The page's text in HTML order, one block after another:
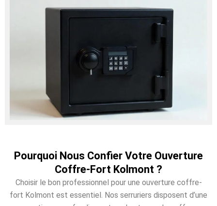
Pourquoi Nous Confier Votre Ouverture
Coffre-Fort Kolmont ?
Choisir le bon professionnel pour une ouverture coffre-
fort Kolmont est essentiel. Nos serruriers disposent d’une